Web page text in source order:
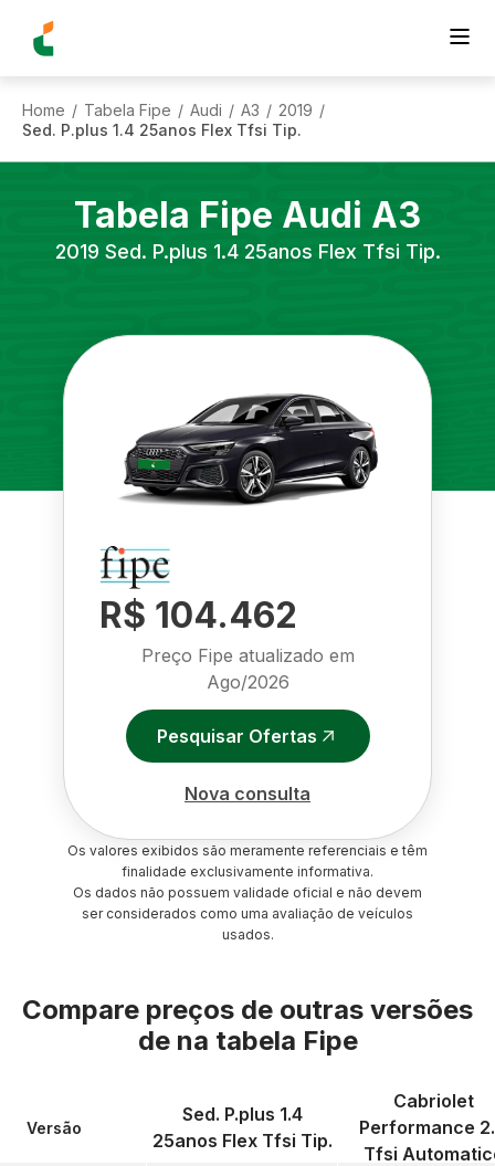
Home / Tabela Fipe / Audi / A3 / 2019 /
Sed. P.plus 1.4 25anos Flex Tfsi Tip.
Tabela Fipe Audi A3
2019 Sed. P.plus 1.4 25anos Flex Tfsi Tip.
R$ 104.462
Preço Fipe atualizado em
Ago/2026
Pesquisar Ofertas
Nova consulta
Os valores exibidos são meramente referenciais e têm
finalidade exclusivamente informativa.
Os dados não possuem validade oficial e não devem
ser considerados como uma avaliação de veículos
usados.
Compare preços de outras versões
de na tabela Fipe
Versão
Sed. P.plus 1.4
25anos Flex Tfsi Tip.
Cabriolet
Performance
Tfsi